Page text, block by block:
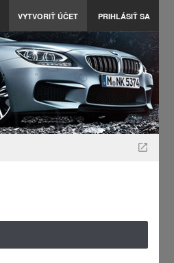
VYTVORIŤ ÚČET PRIHLÁSIŤ SA